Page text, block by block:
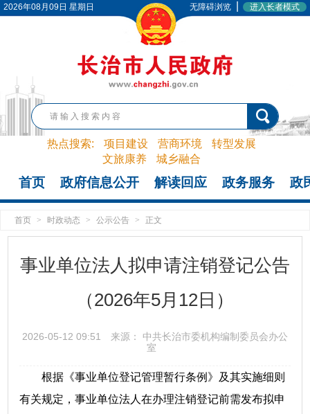
2026年08月09日 星期日 无障碍浏览 进入长者模式
热点搜索: 项目建设 营商环境
转型发展
文旅康养
城乡融合
首页 政府信息公开 解读回应 政务服务 政
首页 > 时政动态 > 公示公告 > 正文
事业单位法人拟申请注销登记公告
（2026年5月12日）
2026-05-12 09:51
来源： 中共长治市委机构编制委员会办公
室
根据《事业单位登记管理暂行条例》及其实施细则
有关规定，事业单位法人在办理注销登记前需发布拟申